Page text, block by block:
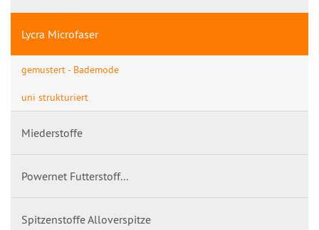
Lycra Microfaser
gemustert - Bademode
uni strukturiert
Miederstoffe
Powernet Futterstoff...
Spitzenstoffe Alloverspitze